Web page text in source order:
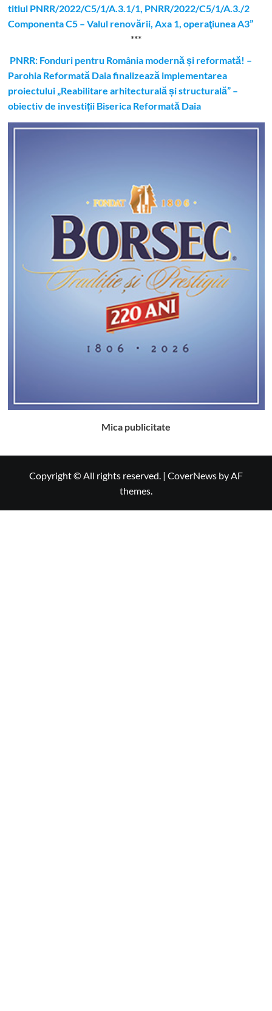
titlul PNRR/2022/C5/1/A.3.1/1, PNRR/2022/C5/1/A.3./2
Componenta C5 – Valul renovării, Axa 1, operaţiunea A3”
***
PNRR: Fonduri pentru România modernă și reformată! –
Parohia Reformată Daia finalizează implementarea
proiectului „Reabilitare arhitecturală și structurală” –
obiectiv de investiții Biserica Reformată Daia
Mica publicitate
Copyright © All rights reserved. | CoverNews by AF
themes.